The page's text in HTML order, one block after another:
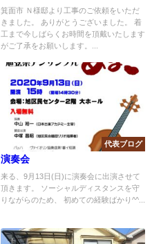
箕面市 Ｎ様邸より工事のご依頼をいただ
きました。 ありがとうございました。 着
工まで今しばらくお時間を頂戴いたします
がご了承をお願いします。...
代表ブログ
演奏会
来る、9月13日(日)に演奏会に出演させて
頂きます。 ソーシャルディスタンスを守
りながらのため、 初めての経験ばかり^^...